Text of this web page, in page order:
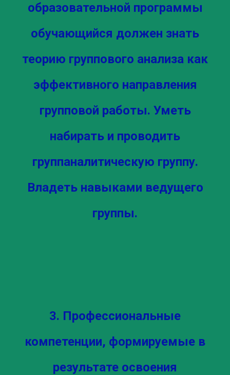
образовательной программы
обучающийся должен знать
теорию группового анализа как
эффективного направления
групповой работы. Уметь
набирать и проводить
группаналитическую группу.
Владеть навыками ведущего
группы.
3. Профессиональные
компетенции, формируемые в
результате освоения